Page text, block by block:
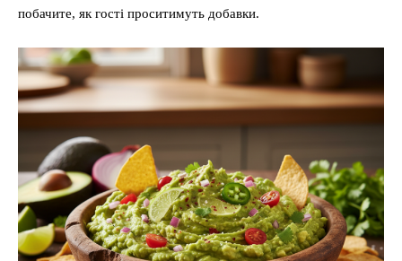
побачите, як гості проситимуть добавки.